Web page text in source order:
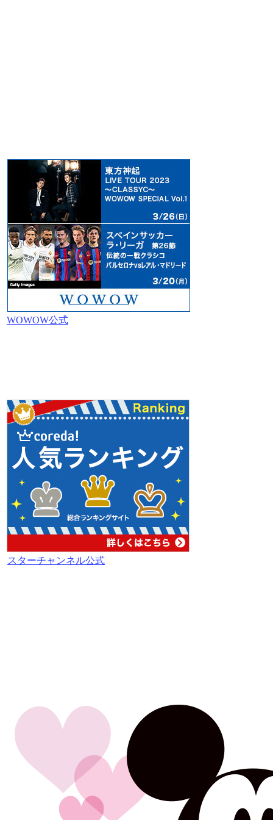
WOWOW公式
スターチャンネル公式